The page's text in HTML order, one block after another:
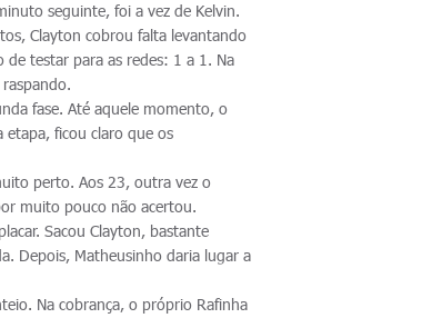
seguinte, foi a vez de Kelvin.
Clayton cobrou falta levantando
testar para as redes: 1 a 1. Na
fase. Até aquele momento, o
etapa, ficou claro que os
perto. Aos 23, outra vez o
muito pouco não acertou.
Sacou Clayton, bastante
Depois, Matheusinho daria lugar a
Na cobrança, o próprio Rafinha